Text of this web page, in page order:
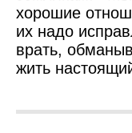
хорошие
их надо
врать,
жить